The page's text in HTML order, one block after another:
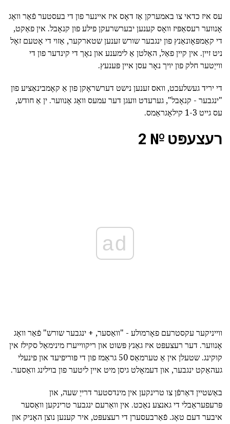
עס איז כדאי צו באמערקן אַז דאָס איז איינער פון די בעסטער פֿאַר וואָג
אָנווער רעסאַפּיז וואָס קענען יבערשרעקן פילע פון קנאָבל. אין פאַקט,
די קאַמפּאָונאַנץ פון ינגבער שורש זענען שטארקער, אַזוי די אָטעם זאָל
ניט זיין. אין קיין פאַל, האַלטן אַ לימענע און נאָך די קינדער פון די
ווייַטער חלק פון יויך נאָר עסן איין פּענעץ.
די יריד געשלעכט, וואס זענען נישט דערשראָקן פון אַ קאָמבינאַציע פון
"ינגבער - קנאָבל", גערעדט וועגן דער עמעס וואָג אָנווער. ין אַ חודש,
עס גייט 1-3 קילאָגראַמס.
רעצעפּט № 2
ad
ווייניקער עקסטרעם פאָרמולע - "וואַסער, + ינגבער שורש" פֿאַר וואָג
אָנווער. דער רעצעפּט איז גאַנץ פּשוט און ריקווייערז מינימאַל סקילז אין
קוקינג. שטעלן אין אַ טערמאַס 50 גראַמז פון די פּוריפיעד און פינעלי
געהאַקט ינגבער, און דעמאָלט גיסן מיט איין ליטער פון בוילינג וואַסער.
באַשטיין דאַרפֿן צו טרינקען אין מינדסטער דרייַ שעה, און
פּרעפעראַבלי די גאנצע נאַכט. אין וואַרעם ינגבער טרינקען וואַסער
איבער דעם טאָג. פֿאַרבעסערן די רעצעפּט, איר קענען נוצן האָניק און